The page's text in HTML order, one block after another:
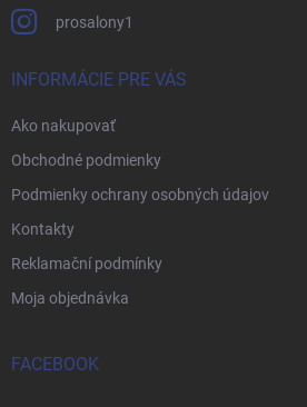
prosalony1
INFORMÁCIE PRE VÁS
Ako nakupovať
Obchodné podmienky
Podmienky ochrany osobných údajov
Kontakty
Reklamační podmínky
Moja objednávka
FACEBOOK